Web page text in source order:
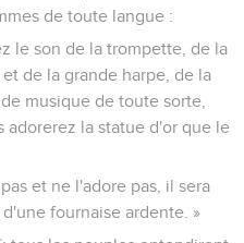
de toute langue :
le son de la trompette, de la
de la grande harpe, de la
musique de toute sorte,
adorerez la statue d'or que le
et ne l'adore pas, il sera
fournaise ardente. »